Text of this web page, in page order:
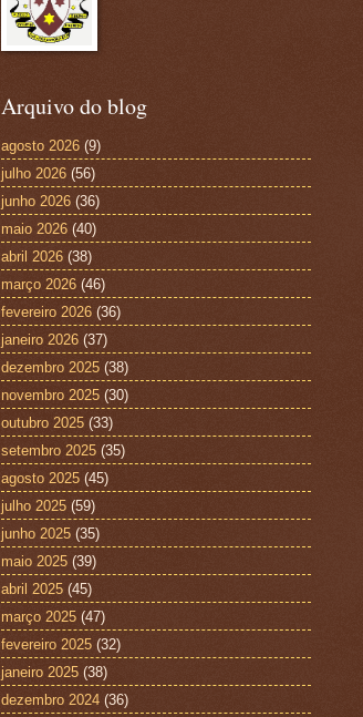
Arquivo do blog
agosto 2026 (9)
julho 2026 (56)
junho 2026 (36)
maio 2026 (40)
abril 2026 (38)
março 2026 (46)
fevereiro 2026 (36)
janeiro 2026 (37)
dezembro 2025 (38)
novembro 2025 (30)
outubro 2025 (33)
setembro 2025 (35)
agosto 2025 (45)
julho 2025 (59)
junho 2025 (35)
maio 2025 (39)
abril 2025 (45)
março 2025 (47)
fevereiro 2025 (32)
janeiro 2025 (38)
dezembro 2024 (36)